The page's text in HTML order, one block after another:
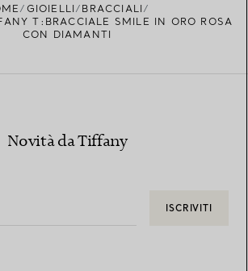
GIOIELLI
BRACCIALI
T:BRACCIALE SMILE IN ORO ROSA
CON DIAMANTI
Novità da Tiffany
ISCRIVITI